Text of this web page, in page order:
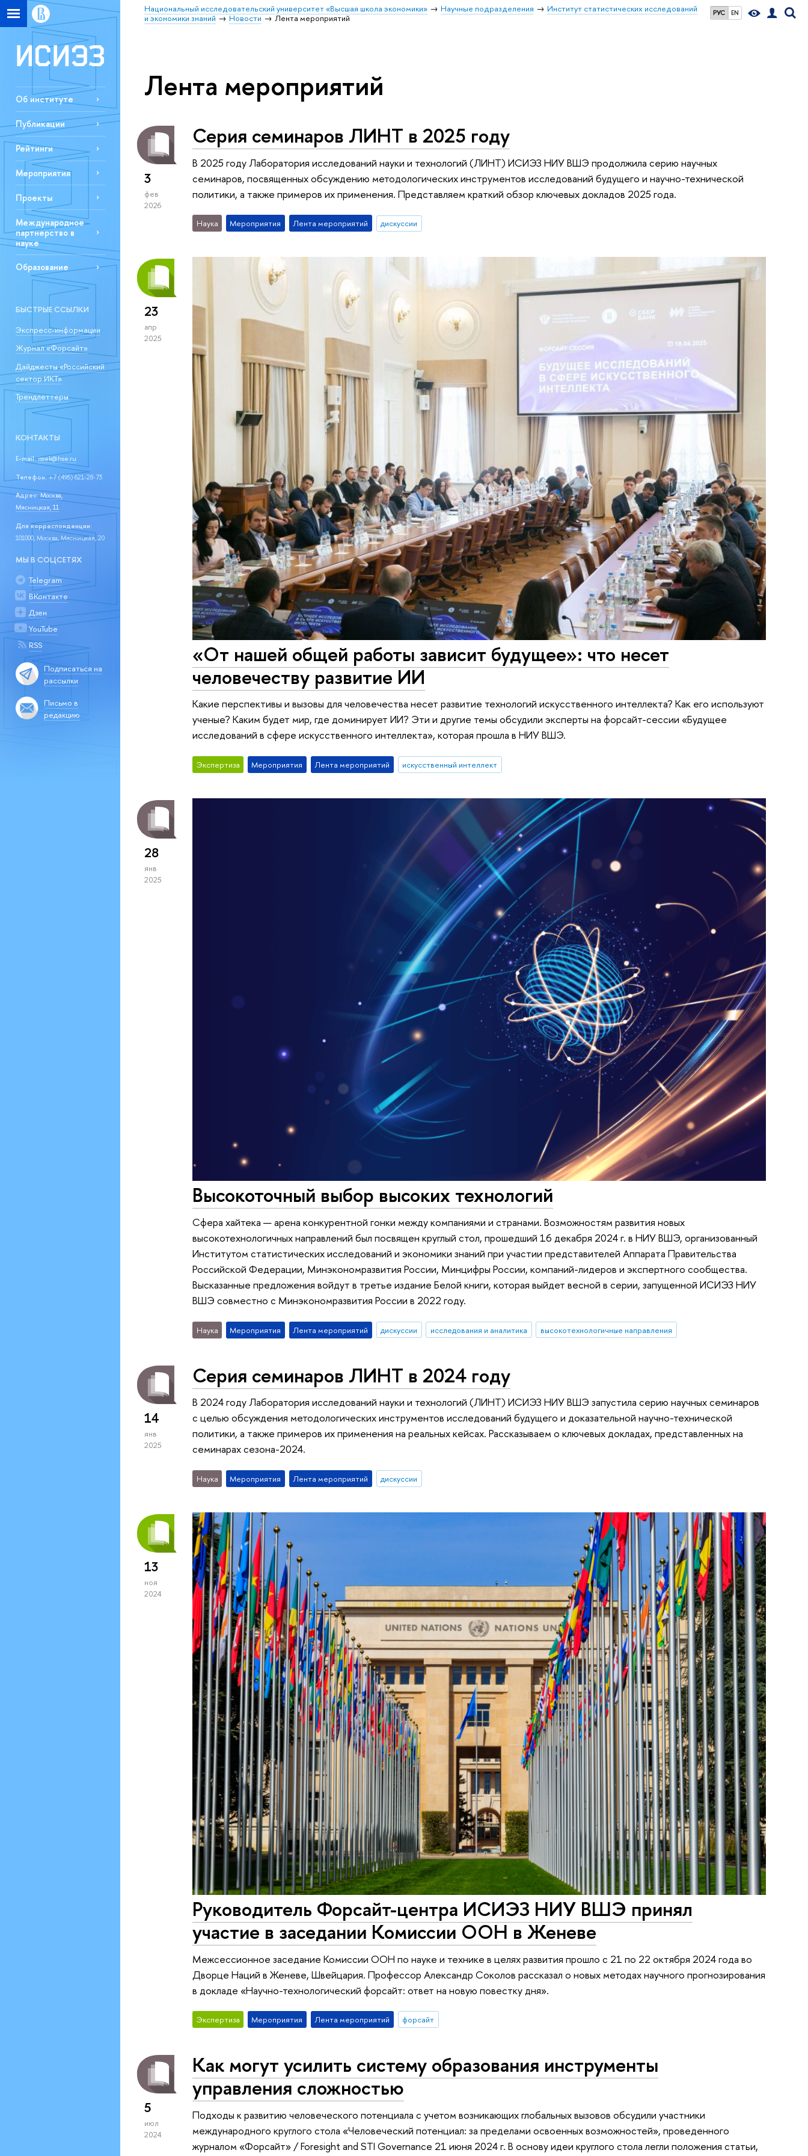
РУС EN
Национальный исследовательский университет «Высшая школа экономики» Научные подразделения
Институт статистических исследований
и экономики знаний
Новости Лента мероприятий
Об институте
Публикации
Рейтинги
Мероприятия
Проекты
Международное
партнерство в
науке
Образование
БЫСТРЫЕ ССЫЛКИ
Экспресс-информации
Журнал «Форсайт»
Дайджесты «Российский
сектор ИКТ»
Трендлеттеры
КОНТАКТЫ
E-mail:issek@hse.ru
Телефон:+7 (495) 621-28-73
Адрес: Москва,
Мясницкая, 11
Для корреспонденции:
101000, Москва, Мясницкая, 20
МЫ В СОЦСЕТЯХ
Telegram
ВКонтакте
Дзен
YouTube
RSS
Подписаться на
рассылки
Письмо в
редакцию
Лента мероприятий
3
фев
2026
Серия семинаров ЛИНТ в 2025 году
В 2025 году Лаборатория исследований науки и технологий (ЛИНТ) ИСИЭЗ НИУ ВШЭ продолжила серию научных
семинаров, посвященных обсуждению методологических инструментов исследований будущего и научно-технической
политики, а также примеров их применения. Представляем краткий обзор ключевых докладов 2025 года.
Наука Мероприятия Лента мероприятий дискуссии
23
апр
2025
«От нашей общей работы зависит будущее»: что несет
человечеству развитие ИИ
Какие перспективы и вызовы для человечества несет развитие технологий искусственного интеллекта? Как его используют
ученые? Каким будет мир, где доминирует ИИ? Эти и другие темы обсудили эксперты на форсайт-сессии «Будущее
исследований в сфере искусственного интеллекта», которая прошла в НИУ ВШЭ.
Экспертиза Мероприятия Лента мероприятий искусственный интеллект
28
янв
2025
Высокоточный выбор высоких технологий
Сфера хайтека — арена конкурентной гонки между компаниями и странами. Возможностям развития новых
высокотехнологичных направлений был посвящен круглый стол, прошедший 16 декабря 2024 г. в НИУ ВШЭ, организованный
Институтом статистических исследований и экономики знаний при участии представителей Аппарата Правительства
Российской Федерации, Минэкономразвития России, Минцифры России, компаний-лидеров и экспертного сообщества.
Высказанные предложения войдут в третье издание Белой книги, которая выйдет весной в серии, запущенной ИСИЭЗ НИУ
ВШЭ совместно с Минэкономразвития России в 2022 году.
Наука Мероприятия Лента мероприятий дискуссии исследования и аналитика высокотехнологичные направления
14
янв
2025
Серия семинаров ЛИНТ в 2024 году
В 2024 году Лаборатория исследований науки и технологий (ЛИНТ) ИСИЭЗ НИУ ВШЭ запустила серию научных семинаров
с целью обсуждения методологических инструментов исследований будущего и доказательной научно-технической
политики, а также примеров их применения на реальных кейсах. Рассказываем о ключевых докладах, представленных на
семинарах сезона-2024.
Наука Мероприятия Лента мероприятий дискуссии
13
ноя
2024
Руководитель Форсайт-центра ИСИЭЗ НИУ ВШЭ принял
участие в заседании Комиссии ООН в Женеве
Межсессионное заседание Комиссии ООН по науке и технике в целях развития прошло с 21 по 22 октября 2024 года во
Дворце Наций в Женеве, Швейцария. Профессор Александр Соколов рассказал о новых методах научного прогнозирования
в докладе «Научно-технологический форсайт: ответ на новую повестку дня».
Экспертиза Мероприятия Лента мероприятий форсайт
5
июл
2024
Как могут усилить систему образования инструменты
управления сложностью
Подходы к развитию человеческого потенциала с учетом возникающих глобальных вызовов обсудили участники
международного круглого стола «Человеческий потенциал: за пределами освоенных возможностей», проведенного
журналом «Форсайт» / Foresight and STI Governance 21 июня 2024 г. В основу идеи круглого стола легли положения статьи,